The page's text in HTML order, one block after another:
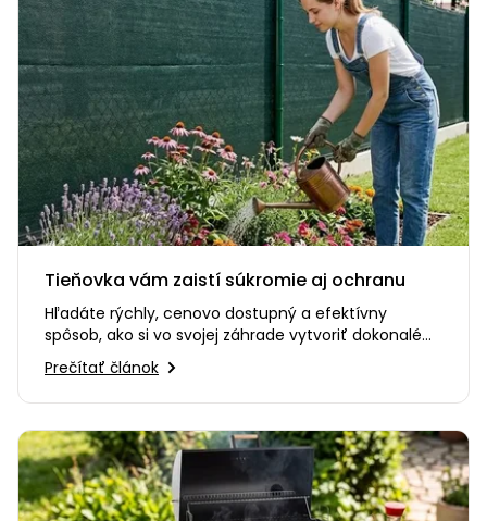
Tieňovka vám zaistí súkromie aj ochranu
Hľadáte rýchly, cenovo dostupný a efektívny
spôsob, ako si vo svojej záhrade vytvoriť dokonalé
súkromie? Alebo…
Prečítať článok